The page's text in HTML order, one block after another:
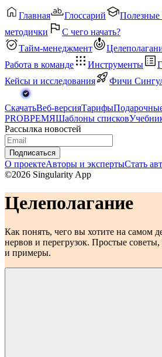
Главная Глоссарий Полезные
методички
С чего начать?
Тайм-менеджмент
Работа в команде
Инструменты
Кейсы и исследования
Фичи
СкачатьВеб-версияТарифы
PROВРЕМЯШаблоны списков
Рассылка новостей
Подписаться
О проектеАвторы и экспертыСтать
©2026 Singularity App
Целеполагание
Как понять, чего вы хотите на самом
нервов и перегрузок. Простые
и примеры.